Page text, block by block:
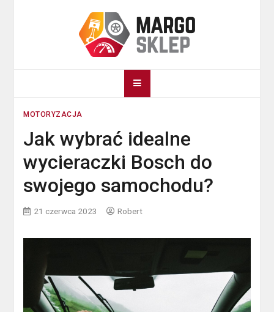
Margosklep.com
MOTORYZACJA
Jak wybrać idealne
wycieraczki Bosch do
swojego samochodu?
21 czerwca 2023 Robert